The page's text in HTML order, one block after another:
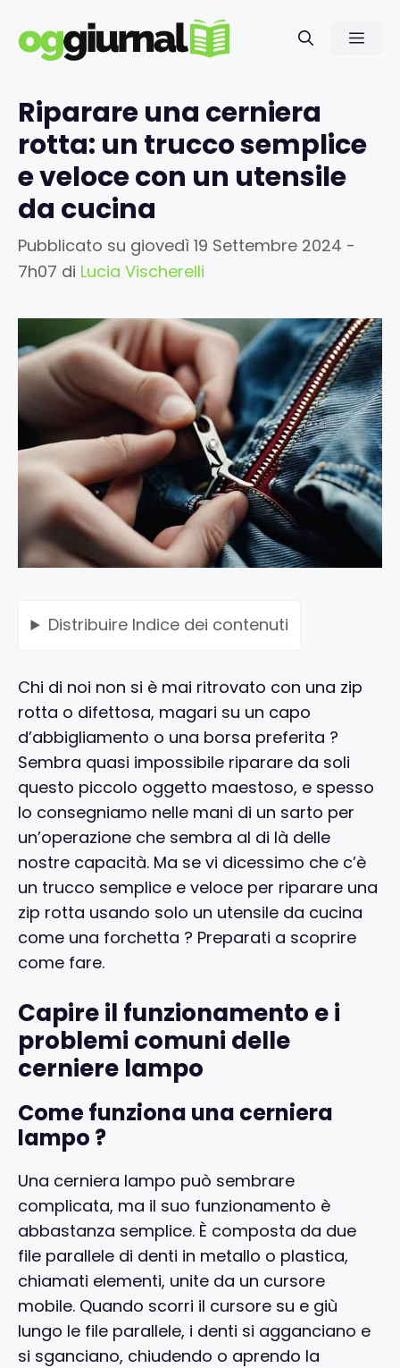
contenuto
Riparare una cerniera
rotta: un trucco semplice
e veloce con un utensile
da cucina
Pubblicato su giovedì 19 Settembre 2024 -
7h07 di Lucia Vischerelli
Distribuire Indice dei contenuti
Chi di noi non si è mai ritrovato con una zip
rotta o difettosa, magari su un capo
d’abbigliamento o una borsa preferita ?
Sembra quasi impossibile riparare da soli
questo piccolo oggetto maestoso, e spesso
lo consegniamo nelle mani di un sarto per
un’operazione che sembra al di là delle
nostre capacità. Ma se vi dicessimo che c’è
un trucco semplice e veloce per riparare una
zip rotta usando solo un utensile da cucina
come una forchetta ? Preparati a scoprire
come fare.
Capire il funzionamento e i
problemi comuni delle
cerniere lampo
Come funziona una cerniera
lampo ?
Una cerniera lampo può sembrare
complicata, ma il suo funzionamento è
abbastanza semplice. È composta da due
file parallele di denti in metallo o plastica,
chiamati elementi, unite da un cursore
mobile. Quando scorri il cursore su e giù
lungo le file parallele, i denti si agganciano e
si sganciano, chiudendo o aprendo la